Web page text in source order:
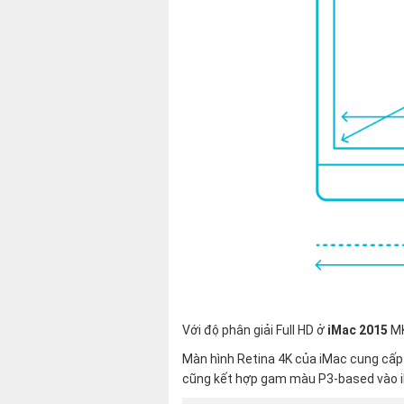
Với độ phân giải Full HD ở iMac 2015
Màn hình Retina 4K của iMac cung
cũng kết hợp gam màu P3-based vào